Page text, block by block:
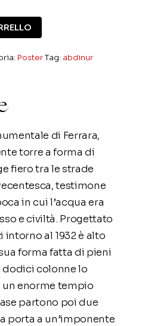
PosterTag: abdinur
di Ferrara,
torre a forma di
fiero tra le strade
testimone
in cui l’acqua era
e civiltà. Progettato
intorno al 1932 è alto
forma fatta di pieni
dodici colonne lo
enorme tempio
partono poi due
porta a un’imponente